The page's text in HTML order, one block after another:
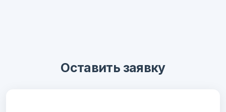
Оставить заявку